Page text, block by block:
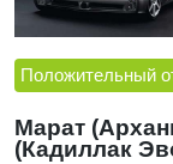
Положительный
Марат
(Кадиллак